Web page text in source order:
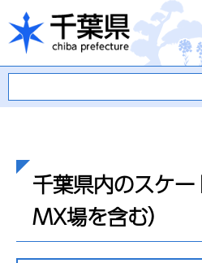
千葉県
千葉県内のスケ
MX場を含む）